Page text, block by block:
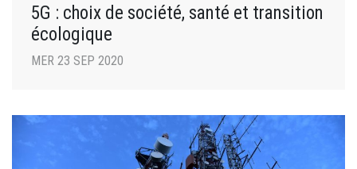
5G : choix de société, santé et transition
écologique
MER 23 SEP 2020